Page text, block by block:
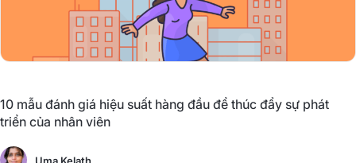
10 mẫu đánh giá hiệu suất hàng đầu để thúc đẩy sự phát
triển của nhân viên